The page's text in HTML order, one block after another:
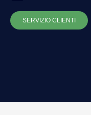
SERVIZIO CLIENTI